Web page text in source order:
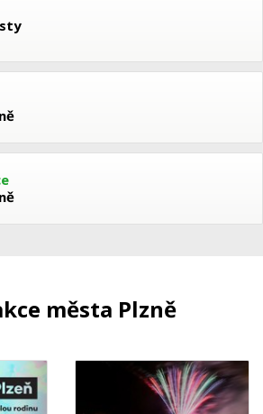
města Plzně